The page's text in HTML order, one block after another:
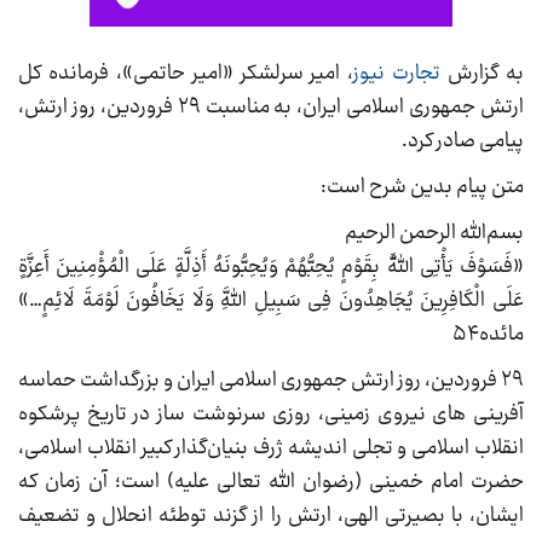
به گزارش تجارت نیوز، امیر سرلشکر «امیر حاتمی»، فرمانده کل
ارتش جمهوری اسلامی ایران، به مناسبت ۲۹ فروردین، روز ارتش،
پیامی صادر کرد.
متن پیام بدین شرح است:
بسم‌الله الرحمن الرحیم
«فَسَوْفَ یَأْتِی اللَّهُ بِقَوْمٍ یُحِبُّهُمْ وَیُحِبُّونَهُ أَذِلَّةٍ عَلَی الْمُؤْمِنِینَ أَعِزَّةٍ
عَلَی الْکَافِرِینَ یُجَاهِدُونَ فِی سَبِیلِ اللَّهِ وَلَا یَخَافُونَ لَوْمَةَ لَائِمٍ…»
مائده۵۴
۲۹ فروردین‌، روز ارتش جمهوری اسلامی ایران و بزرگداشت حماسه
آفرینی های نیروی زمینی، روزی سرنوشت ساز در تاریخ پرشکوه
انقلاب اسلامی و تجلی اندیشه ژرف‌ بنیان‌گذار کبیر انقلاب اسلامی،
حضرت امام خمینی (رضوان الله تعالی علیه) است؛ آن زمان که
ایشان، با بصیرتی الهی، ارتش را از گزند توطئه انحلال و تضعیف